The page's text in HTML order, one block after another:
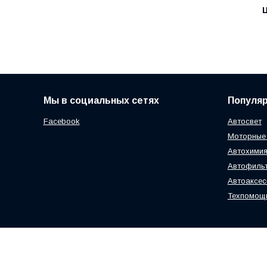
Мы в социальных сетях
Facebook
Автосвет